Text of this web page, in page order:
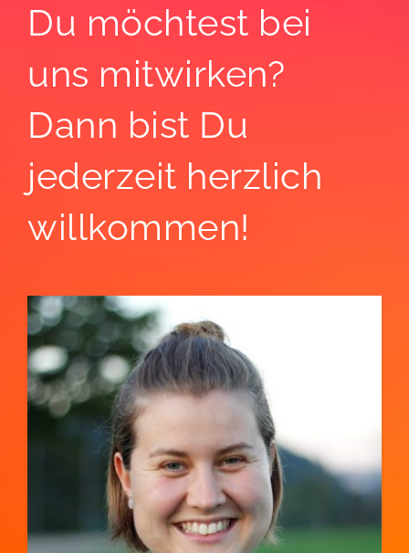
Du möchtest bei
uns mitwirken?
Dann bist Du
jederzeit herzlich
willkommen!